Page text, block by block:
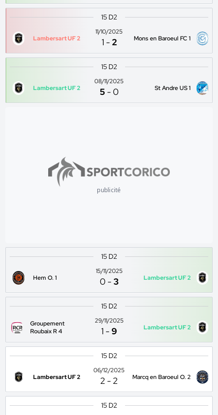
15 D2
Lambersart UF 2
11/10/2025
1 -2 Mons en Baroeul FC 1
15 D2
Lambersart UF 2
08/11/2025
5 -0 St Andre US 1
publicité
15 D2
Hem O. 1
15/11/2025
0 -3 Lambersart UF 2
15 D2
Groupement
Roubaix R 4
29/11/2025
1 -9 Lambersart UF 2
15 D2
Lambersart UF 2
06/12/2025
2 -2 Marcq en Baroeul O. 2
15 D2